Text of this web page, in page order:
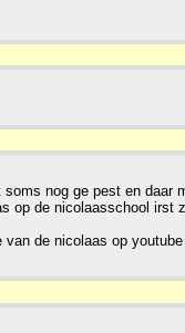
nog ge pest en daar
op de nicolaasschool irst
de nicolaas op